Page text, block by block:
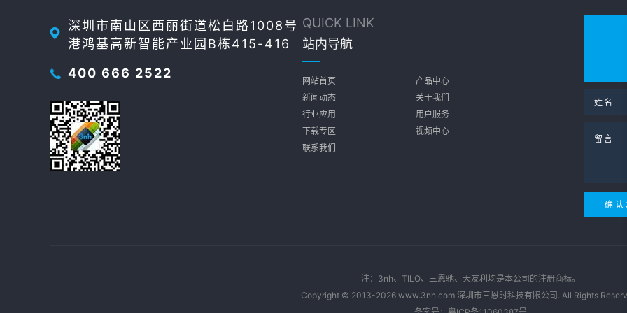
深圳市南山区西丽街道松白路1008号
港鸿基高新智能产业园B栋415-416
400 666 2522
QUICK LINK
站内导航
网站首页
产品中心
新闻动态
关于我们
行业应用
用户服务
下载专区
视频中心
联系我们
注：3nh、TILO、三恩驰、天友利均是本公司的注册商标。
Copyright © 2013-2026 www.3nh.com 深圳市三恩时科技有限公司. All Rights